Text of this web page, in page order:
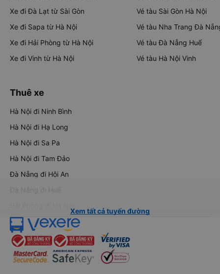
Xe đi Đà Lạt từ Sài Gòn
Xe đi Sapa từ Hà Nội
Xe đi Hải Phòng từ Hà Nội
Xe đi Vinh từ Hà Nội
Vé tàu Sài Gòn Hà Nội
Vé tàu Nha Trang Đà
Vé tàu Đà Nẵng Huế
Vé tàu Hà Nội Vinh
Thuê xe
Hà Nội đi Ninh Bình
Hà Nội đi Hạ Long
Hà Nội đi Sa Pa
Hà Nội đi Tam Đảo
Đà Nẵng đi Hội An
Đà Nẵng đi Huế
Xem tất cả tuyến đường